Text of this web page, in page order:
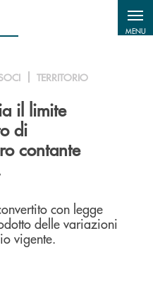
MENU
TERRITORIO
il limite
di
contante
con legge
delle variazioni
vigente.